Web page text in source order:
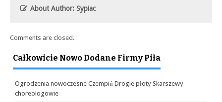
About Author: Sypiac
Comments are closed.
Całkowicie Nowo Dodane Firmy Piła
Ogrodzenia nowoczesne Czempiń Drogie płoty Skarszewy
choreologowie